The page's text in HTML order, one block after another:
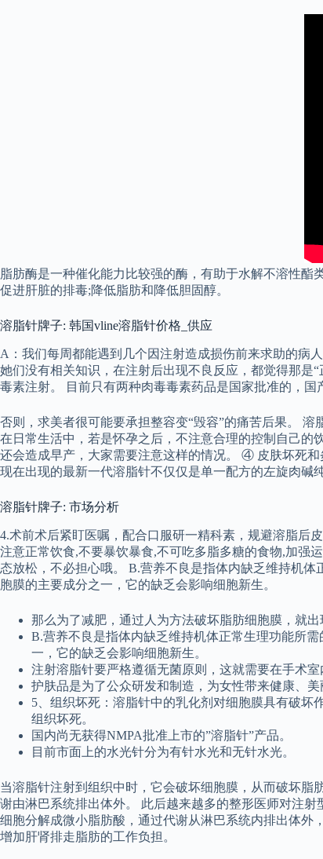
脂肪酶是一种催化能力比较强的酶，有助于水解不溶性
促进肝脏的排毒;降低脂肪和降低胆固醇。
溶脂针牌子: 韩国vline溶脂针价格_供应
A：我们每周都能遇到几个因注射造成损伤前来求助的病
她们没有相关知识，在注射后出现不良反应，都觉得那是
毒素注射。 目前只有两种肉毒毒素药品是国家批准的，
否则，求美者很可能要承担整容变“毁容”的痛苦后果。
在日常生活中，若是怀孕之后，不注意合理的控制自己的
还会造成早产，大家需要注意这样的情况。 ④ 皮肤坏死
现在出现的最新一代溶脂针不仅仅是单一配方的左旋肉碱
溶脂针牌子: 市场分析
4.术前术后紧盯医嘱，配合口服研一精科素，规避溶脂后
注意正常饮食,不要暴饮暴食,不可吃多脂多糖的食物,加强
态放松，不必担心哦。 B.营养不良是指体内缺乏维持机
胞膜的主要成分之一，它的缺乏会影响细胞新生。
那么为了减肥，通过人为方法破坏脂肪细胞膜，就
B.营养不良是指体内缺乏维持机体正常生理功能所
一，它的缺乏会影响细胞新生。
注射溶脂针要严格遵循无菌原则，这就需要在手术室
护肤品是为了公众研发和制造，为女性带来健康、
5、组织坏死：溶脂针中的乳化剂对细胞膜具有破坏
组织坏死。
国内尚无获得NMPA批准上市的”溶脂针”产品。
目前市面上的水光针分为有针水光和无针水光。
当溶脂针注射到组织中时，它会破坏细胞膜，从而破坏
谢由淋巴系统排出体外。 此后越来越多的整形医师对注
细胞分解成微小脂肪酸，通过代谢从淋巴系统内排出体
增加肝肾排走脂肪的工作负担。